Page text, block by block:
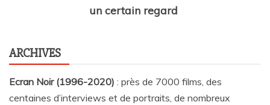
un certain regard
ARCHIVES
Ecran Noir (1996-2020) : près de 7000 films, des
centaines d’interviews et de portraits, de nombreux